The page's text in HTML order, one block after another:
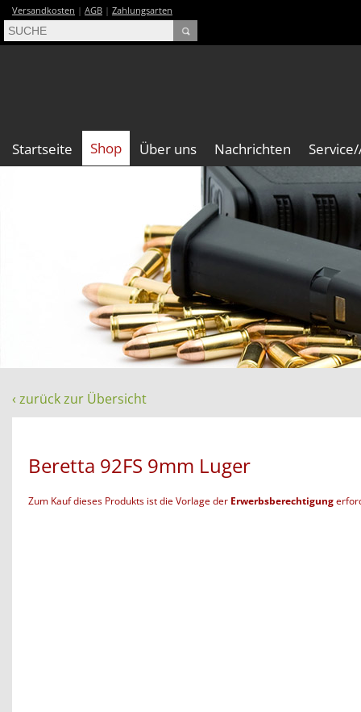
Versandkosten | AGB | Zahlungsarten
Startseite Shop Über uns Nachrichten
‹ zurück zur Übersicht
Beretta 92FS 9mm Luger
Zum Kauf dieses Produkts ist die Vorlage der Erwerbsberechtigung